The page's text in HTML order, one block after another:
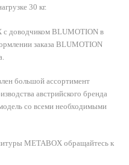
30 кг.
с доводчиком BLUMOTION в
заказа BLUMOTION
большой ассортимент
австрийского бренда
со всеми необходимыми
METABOX обращайтесь к